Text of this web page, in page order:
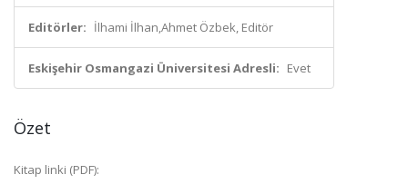
Editörler: İlhami İlhan,Ahmet Özbek, Editör
Eskişehir Osmangazi Üniversitesi Adresli: Evet
Özet
Kitap linki (PDF):